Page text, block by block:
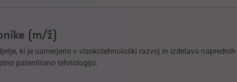
(m/ž)
ki je usmerjeno v visokotehnološki razvoj in izdelavo naprednih
patentirano tehnologijo.